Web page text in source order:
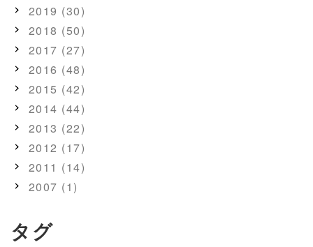
2019 (30)
2018 (50)
2017 (27)
2016 (48)
2015 (42)
2014 (44)
2013 (22)
2012 (17)
2011 (14)
2007 (1)
タグ